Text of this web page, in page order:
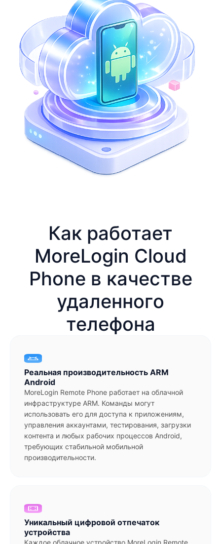
Как работает
MoreLogin Cloud
Phone в качестве
удаленного
телефона
Реальная производительность ARM
Android
MoreLogin Remote Phone работает на облачной
инфраструктуре ARM. Команды могут
использовать его для доступа к приложениям,
управления аккаунтами, тестирования, загрузки
контента и любых рабочих процессов Android,
требующих стабильной мобильной
производительности.
Уникальный цифровой отпечаток
устройства
Каждое облачное устройство MoreLogin Remote